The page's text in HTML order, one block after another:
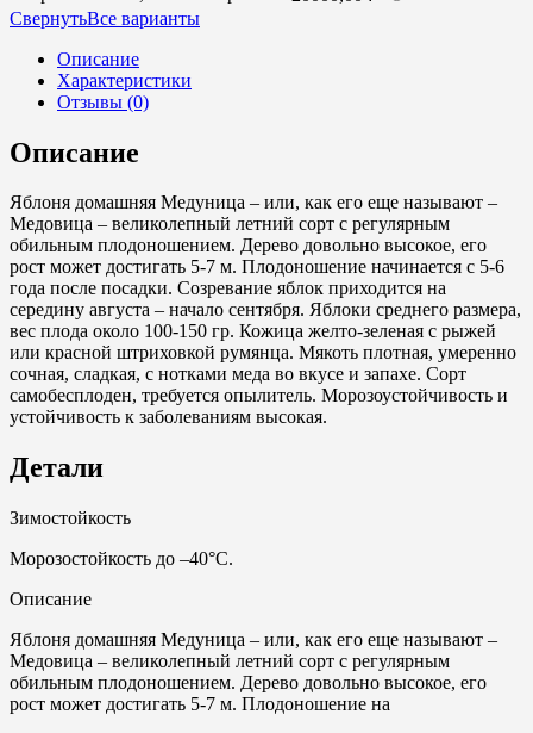
CвернутьВсе варианты
Описание
Характеристики
Отзывы (0)
Описание
Яблоня домашняя Медуница – или, как его еще называют –
Медовица – великолепный летний сорт с регулярным
обильным плодоношением. Дерево довольно высокое, его
рост может достигать 5-7 м. Плодоношение начинается с 5-6
года после посадки. Созревание яблок приходится на
середину августа – начало сентября. Яблоки среднего размера,
вес плода около 100-150 гр. Кожица желто-зеленая с рыжей
или красной штриховкой румянца. Мякоть плотная, умеренно
сочная, сладкая, с нотками меда во вкусе и запахе. Сорт
самобесплоден, требуется опылитель. Морозоустойчивость и
устойчивость к заболеваниям высокая.
Детали
Зимостойкость
Морозостойкость до –40°С.
Описание
Яблоня домашняя Медуница – или, как его еще называют –
Медовица – великолепный летний сорт с регулярным
обильным плодоношением. Дерево довольно высокое, его
рост может достигать 5-7 м. Плодоношение на